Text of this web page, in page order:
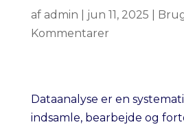
af admin jun 11, 2025
Kommentarer
Dataanalyse er en
indsamle, bearbejde og